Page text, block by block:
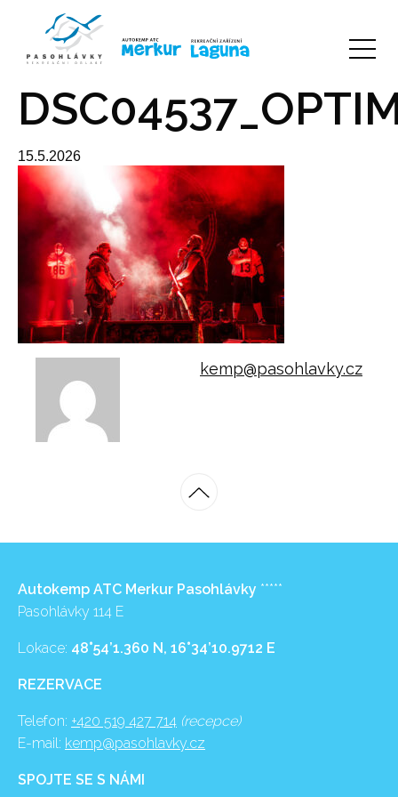
15.5.2026
kemp@pasohlavky.cz
Autokemp ATC Merkur Pasohlávky *****
Pasohlávky 114 E
Lokace: 48°54’1.360 N, 16°34’10.9712 E
REZERVACE
Telefon: +420 519 427 714 (recepce)
E-mail: kemp@pasohlavky.cz
SPOJTE SE S NÁMI